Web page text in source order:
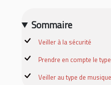
Sommaire
Veiller à la sécurité
Prendre en compte le
Veiller au type de